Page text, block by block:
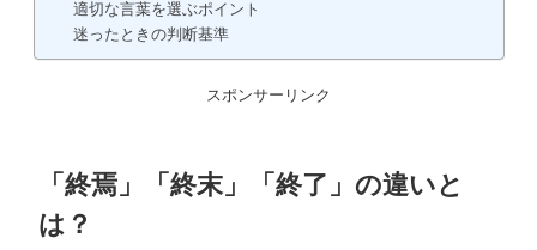
適切な言葉を選ぶポイント
迷ったときの判断基準
スポンサーリンク
「終焉」「終末」「終了」の違いと
は？